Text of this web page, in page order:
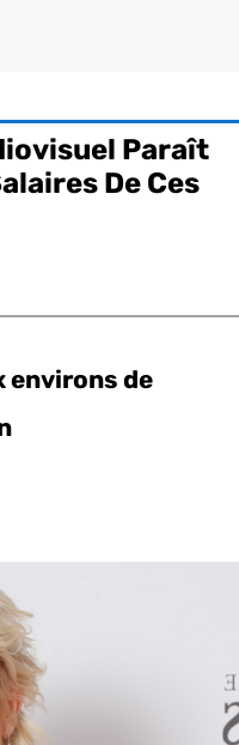
Paraît
De Ces
environs de